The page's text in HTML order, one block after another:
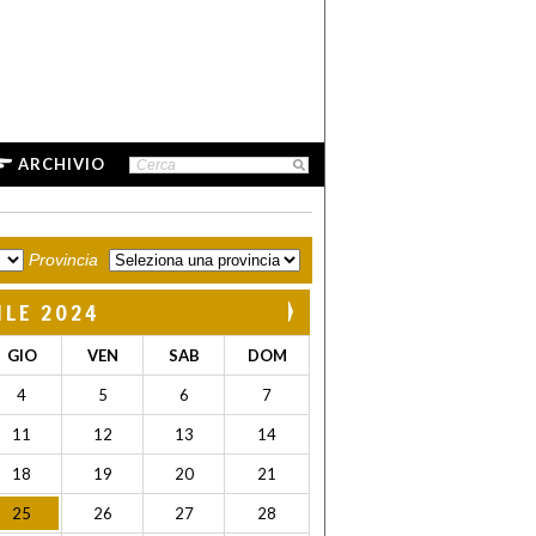
ARCHIVIO
Provincia
2024
GIO VEN SAB DOM
4 5 6 7
11 12 13 14
18 19 20 21
25 26 27 28